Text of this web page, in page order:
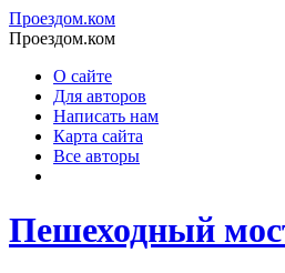
Проездом.ком
Проездом.ком
О сайте
Для авторов
Написать нам
Карта сайта
Все авторы
Пешеходный